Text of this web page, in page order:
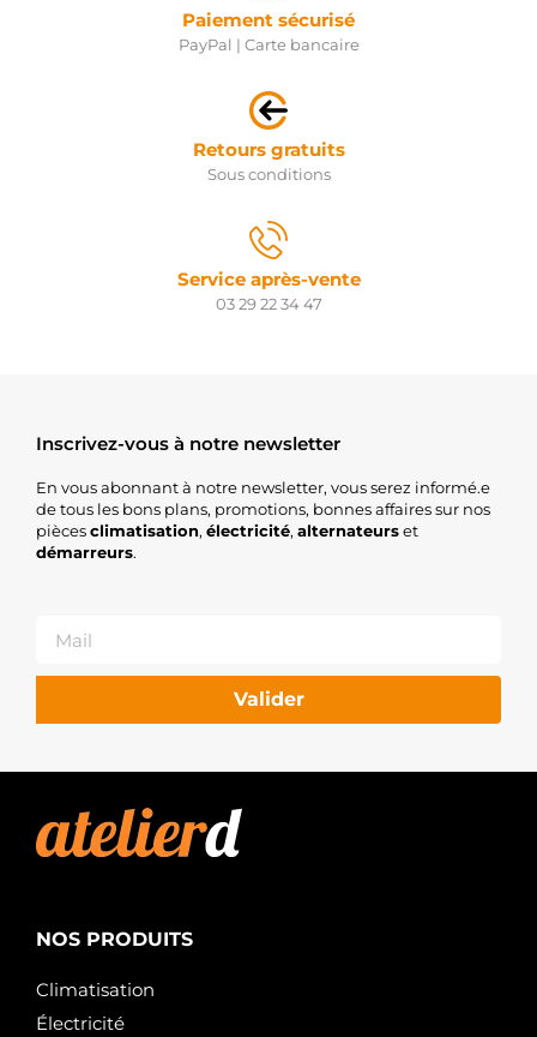
Paiement sécurisé
PayPal | Carte bancaire
Retours gratuits
Sous conditions
Service après-vente
03 29 22 34 47
Inscrivez-vous à notre newsletter
En vous abonnant à notre newsletter, vous serez informé.e
de tous les bons plans, promotions, bonnes affaires sur nos
piècesclimatisation, électricité, alternateurset
démarreurs.
Valider
NOS PRODUITS
Climatisation
Électricité